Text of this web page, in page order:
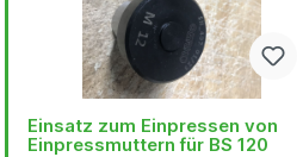
Einsatz zum Einpressen von
Einpressmuttern für BS 120